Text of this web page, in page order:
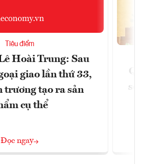
Tiêu điểm
Hoài Trung: Sau
giao lần thứ 33,
trương tạo ra sản
cụ thể
Đọc ngay